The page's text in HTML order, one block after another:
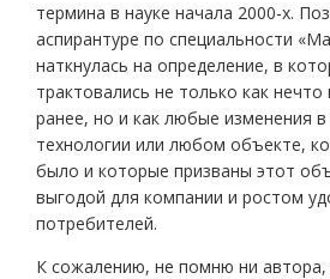
термина в науке начала 2000-х.
аспирантуре по специальности
наткнулась на определение, в
трактовались не только как
ранее, но и как любые изменения в
технологии или любом объекте,
было и которые призваны этот
выгодой для компании и ростом
потребителей.
К сожалению, не помню ни автора,